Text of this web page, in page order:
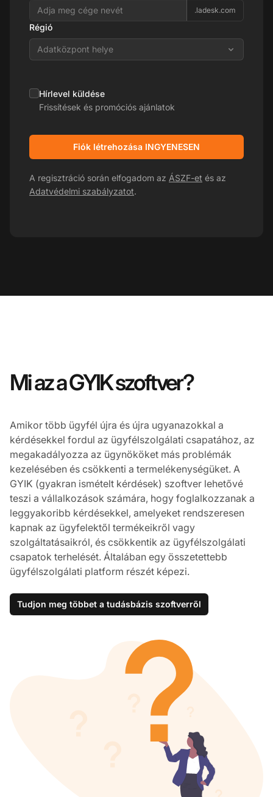
.ladesk.com
Régió
Adatközpont helye
Hírlevel küldése
Frissítések és promóciós ajánlatok
Fiók létrehozása INGYENESEN
A regisztráció során elfogadom az ÁSZF-et és az
Adatvédelmi szabályzatot.
Mi az a GYIK szoftver?
Amikor több ügyfél újra és újra ugyanazokkal a
kérdésekkel fordul az ügyfélszolgálati csapatához, az
megakadályozza az ügynököket más problémák
kezelésében és csökkenti a termelékenységüket. A
GYIK (gyakran ismételt kérdések) szoftver lehetővé
teszi a vállalkozások számára, hogy foglalkozzanak a
leggyakoribb kérdésekkel, amelyeket rendszeresen
kapnak az ügyfelektől termékeikről vagy
szolgáltatásaikról, és csökkentik az ügyfélszolgálati
csapatok terhelését. Általában egy összetettebb
ügyfélszolgálati platform részét képezi.
Tudjon meg többet a tudásbázis szoftverről